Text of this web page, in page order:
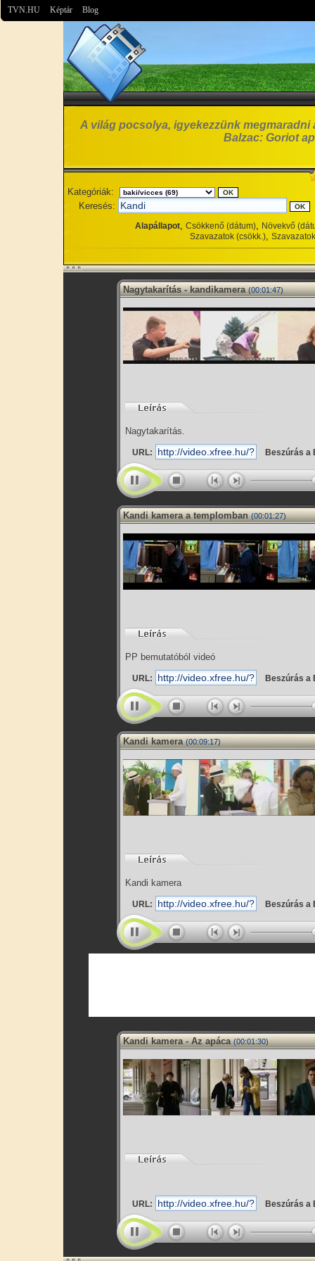
TVN.HU Képtár Blog
A világ pocsolya, igyekezzünk
Balzac: Goriot
Kategóriák:
Keresés:
Alapállapot, Csökkenő (dátum), Növekvő
Szavazatok (csökk.),
Nagytakarítás - kandikamera (00:01:47)
Nagytakarítás.
URL: Beszúrás a
Kandi kamera a templomban (00:01:27)
PP bemutatóból videó
URL: Beszúrás a
Kandi kamera (00:09:17)
Kandi kamera
URL: Beszúrás a
Kandi kamera - Az apáca (00:01:30)
URL: Beszúrás a